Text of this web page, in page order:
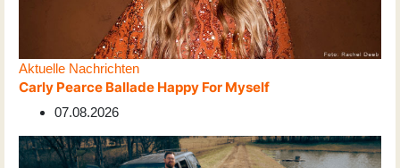
Aktuelle Nachrichten
Carly Pearce Ballade Happy For Myself
07.08.2026